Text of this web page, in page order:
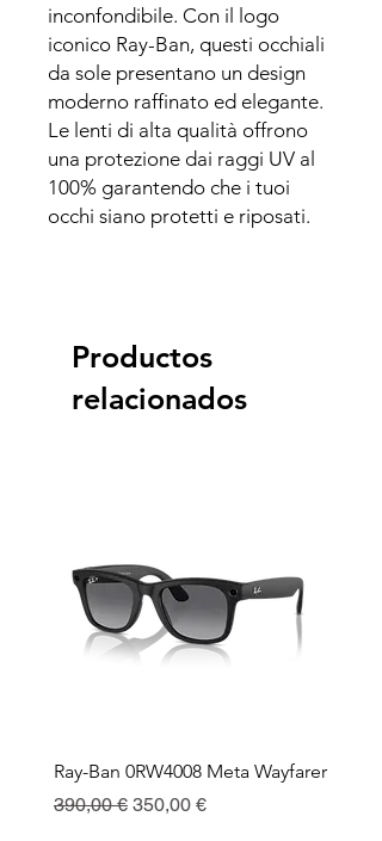
inconfondibile. Con il logo
iconico Ray-Ban, questi occhiali
da sole presentano un design
moderno raffinato ed elegante.
Le lenti di alta qualità offrono
una protezione dai raggi UV al
100% garantendo che i tuoi
occhi siano protetti e riposati.
Productos
relacionados
Ray-Ban 0RW4008 Meta Wayfarer
Precio
390,00 € Precio de oferta
350,00 €